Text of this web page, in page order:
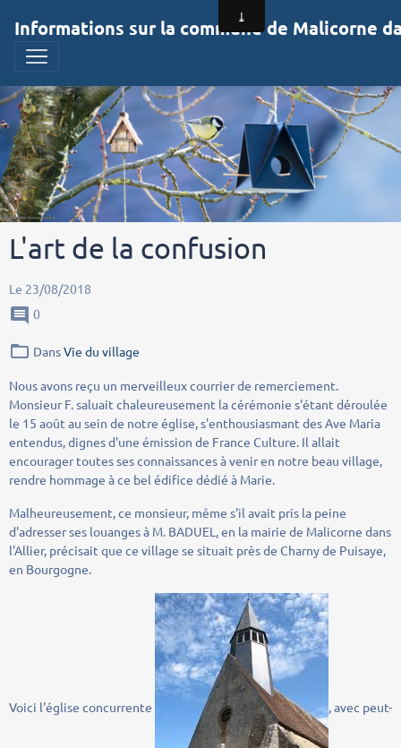
Informations sur la commune de Malicorne
L'art de la confusion
Le 23/08/2018
0
DansVie du village
Nous avons reçu un merveilleux courrier de remerciement.
Monsieur F. saluait chaleureusement la cérémonie s'étant déroulée
le 15 août au sein de notre église, s'enthousiasmant des Ave Maria
entendus, dignes d'une émission de France Culture. Il allait
encourager toutes ses connaissances à venir en notre beau village,
rendre hommage à ce bel édifice dédié à Marie.
Malheureusement, ce monsieur, même s'il avait pris la peine
d'adresser ses louanges à M. BADUEL, en la mairie de Malicorne dans
l'Allier, précisait que ce village se situait près de Charny de Puisaye,
en Bourgogne.
Voici l'église concurrente , avec peut-